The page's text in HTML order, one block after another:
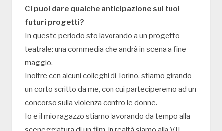
Ci puoi dare qualche anticipazione sui tuoi
futuri progetti?
In questo periodo sto lavorando a un progetto
teatrale: una commedia che andrà in scena a fine
maggio.
Inoltre con alcuni colleghi di Torino, stiamo girando
un corto scritto da me, con cui parteciperemo ad un
concorso sulla violenza contro le donne.
Io e il mio ragazzo stiamo lavorando da tempo alla